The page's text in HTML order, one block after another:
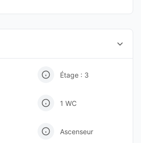
Étage : 3
1 WC
Ascenseur